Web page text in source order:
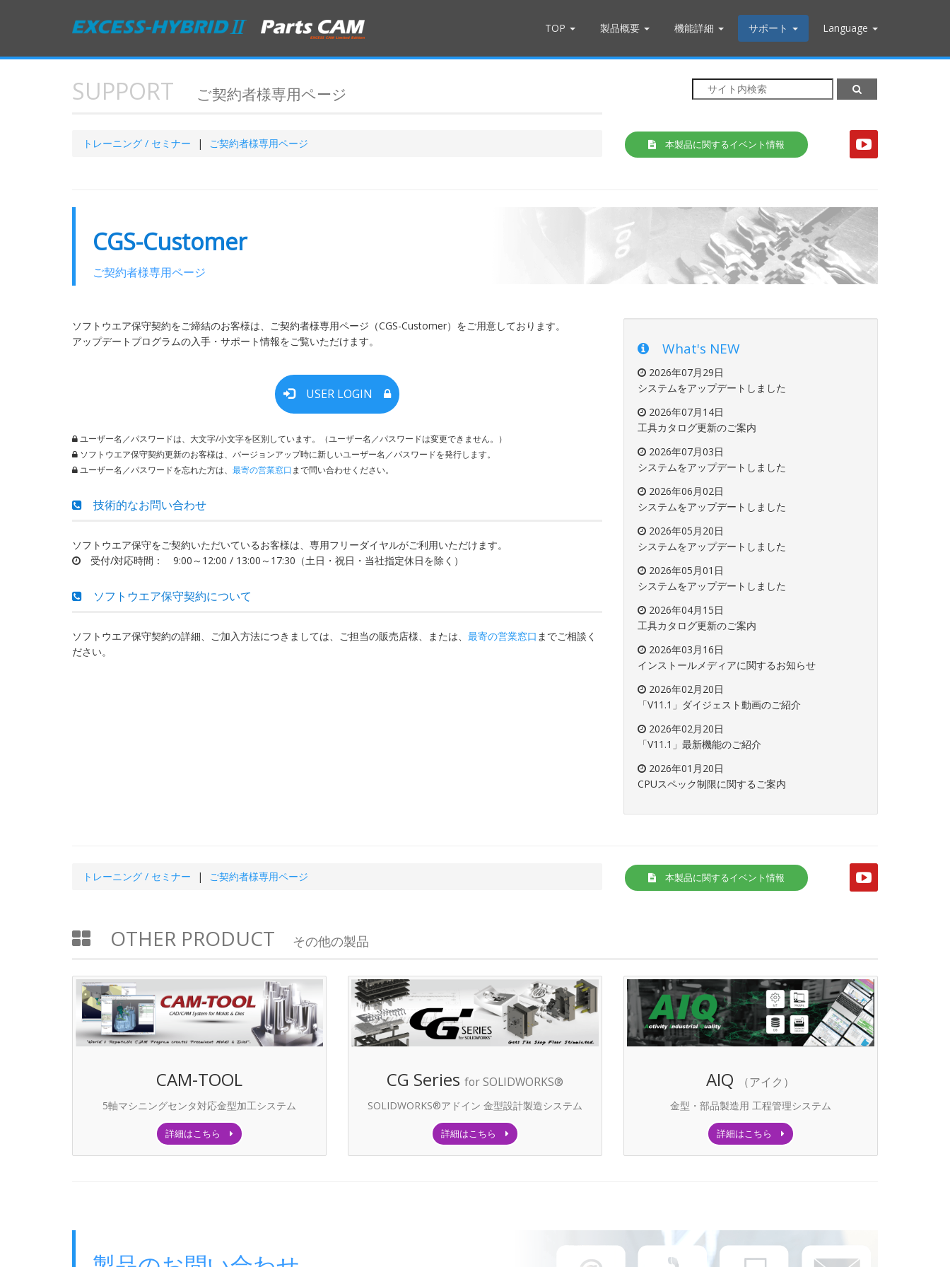
TOP 製品概要 機能詳細 サポート Language
SUPPORT ご契約者様専用ページ
トレーニング / セミナー ご契約者様専用ページ 本製品に関するイベント情報
CGS-Customer
ご契約者様専用ページ
ソフトウエア保守契約をご締結のお客様は、ご契約者様専用ページ（CGS-Customer）をご用意しております。
アップデートプログラムの入手・サポート情報をご覧いただけます。
USER LOGIN
ユーザー名／パスワードは、大文字/小文字を区別しています。（ユーザー名／パスワードは変更できません。）
ソフトウエア保守契約更新のお客様は、バージョンアップ時に新しいユーザー名／パスワードを発行します。
ユーザー名／パスワードを忘れた方は、 最寄の営業窓口 まで問い合わせください。
技術的なお問い合わせ
ソフトウエア保守をご契約いただいているお客様は、専用フリーダイヤルがご利用いただけます。
受付/対応時間： 9:00～12:00 / 13:00～17:30（土日・祝日・当社指定休日を除く）
ソフトウエア保守契約について
ソフトウエア保守契約の詳細、ご加入方法につきましては、ご担当の販売店様、または、 最寄の営業窓口 までご相談く
ださい。
What's NEW
2026年07月29日
システムをアップデートしました
2026年07月14日
工具カタログ更新のご案内
2026年07月03日
システムをアップデートしました
2026年06月02日
システムをアップデートしました
2026年05月20日
システムをアップデートしました
2026年05月01日
システムをアップデートしました
2026年04月15日
工具カタログ更新のご案内
2026年03月16日
インストールメディアに関するお知らせ
2026年02月20日
「V11.1」ダイジェスト動画のご紹介
2026年02月20日
「V11.1」最新機能のご紹介
2026年01月20日
CPUスペック制限に関するご案内
トレーニング / セミナー ご契約者様専用ページ 本製品に関するイベント情報
OTHER PRODUCT その他の製品
CAM-TOOL
5軸マシニングセンタ対応金型加工システム
詳細はこちら
CG Series for SOLIDWORKS®
SOLIDWORKS®アドイン 金型設計製造システム
詳細はこちら
AIQ （アイク）
金型・部品製造用 工程管理システム
詳細はこちら